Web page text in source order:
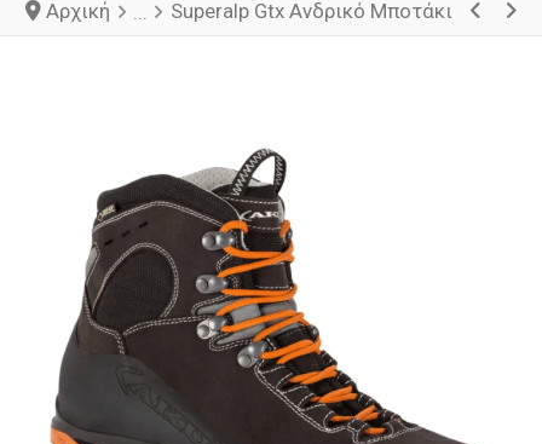
Αρχική Superalp Gtx Ανδρικό Μποτάκι